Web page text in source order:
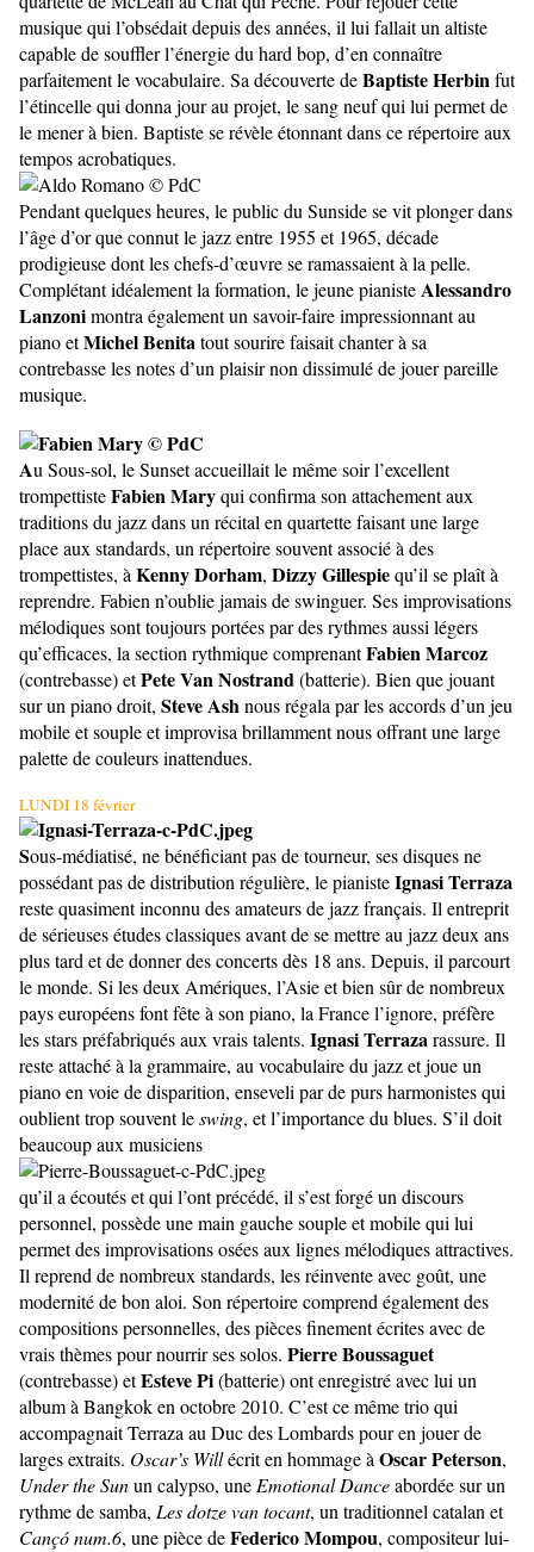
musique qui l’obsédait depuis des années, il lui fallait un altiste
capable de souffler l’énergie du hard bop, d’en connaître
parfaitement le vocabulaire. Sa découverte deBaptiste Herbinfut
l’étincelle qui donna jour au projet, le sang neuf qui lui permet de
le mener à bien. Baptiste se révèle étonnant dans ce répertoire aux
tempos acrobatiques.
Pendant quelques heures, le public du Sunside se vit plonger dans
l’âge d’or que connut le jazz entre 1955 et 1965, décade
prodigieuse dont les chefs-d’œuvre se ramassaient à la pelle.
Complétant idéalement la formation, le jeune pianisteAlessandro
Lanzonimontra également un savoir-faire impressionnant au
piano etMichel Benitatout sourire faisait chanter à sa
contrebasse les notes d’un plaisir non dissimulé de jouer pareille
musique.
Au Sous-sol, le Sunset accueillait le même soir l’excellent
trompettisteFabien Maryqui confirma son attachement aux
traditions du jazz dans un récital en quartette faisant une large
place aux standards, un répertoire souvent associé à des
trompettistes, à Kenny Dorham, Dizzy Gillespiequ’il se plaît à
reprendre. Fabien n’oublie jamais de swinguer. Ses improvisations
mélodiques sont toujours portées par des rythmes aussi légers
qu’efficaces, la section rythmique comprenantFabien Marcoz
(contrebasse) etPete Van Nostrand(batterie). Bien que jouant
sur un piano droit, Steve Ashnous régala par les accords d’un jeu
mobile et souple et improvisa brillamment nous offrant une large
palette de couleurs inattendues.
LUNDI 18 février
Sous-médiatisé, ne bénéficiant pas de tourneur, ses disques ne
possédant pas de distribution régulière, le pianisteIgnasi Terraza
reste quasiment inconnu des amateurs de jazz français. Il entreprit
de sérieuses études classiques avant de se mettre au jazz deux ans
plus tard et de donner des concerts dès 18 ans. Depuis, il parcourt
le monde. Si les deux Amériques, l’Asie et bien sûr de nombreux
pays européens font fête à son piano, la France l’ignore, préfère
les stars préfabriqués aux vrais talents. Ignasi Terrazarassure. Il
reste attaché à la grammaire, au vocabulaire du jazz et joue un
piano en voie de disparition, enseveli par de purs harmonistes qui
oublient trop souvent leswing, et l’importance du blues. S’il doit
beaucoup aux musiciens
qu’il a écoutés et qui l’ont précédé, il s’est forgé un discours
personnel, possède une main gauche souple et mobile qui lui
permet des improvisations osées aux lignes mélodiques attractives.
Il reprend de nombreux standards, les réinvente avec goût, une
modernité de bon aloi. Son répertoire comprend également des
compositions personnelles, des pièces finement écrites avec de
vrais thèmes pour nourrir ses solos. Pierre Boussaguet
(contrebasse) etEsteve Pi(batterie) ont enregistré avec lui un
album à Bangkok en octobre 2010. C’est ce même trio qui
accompagnait Terraza au Duc des Lombards pour en jouer de
larges extraits. Oscar’s Willécrit en hommage à Oscar Peterson,
Under the Sunun calypso, une Emotional Danceabordée sur un
rythme de samba, Les dotze van tocant, un traditionnel catalan et
Cançó num.6, une pièce deFederico Mompou, compositeur lui-